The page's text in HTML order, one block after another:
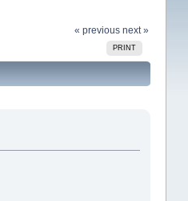
« previous next »
PRINT